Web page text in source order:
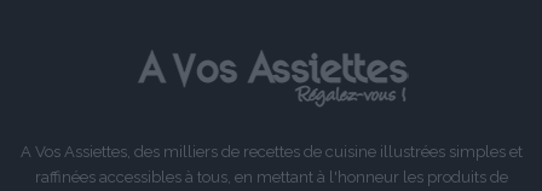
A Vos Assiettes, des milliers de recettes de cuisine illustrées simples et
raffinées accessibles à tous, en mettant à l'honneur les produits de